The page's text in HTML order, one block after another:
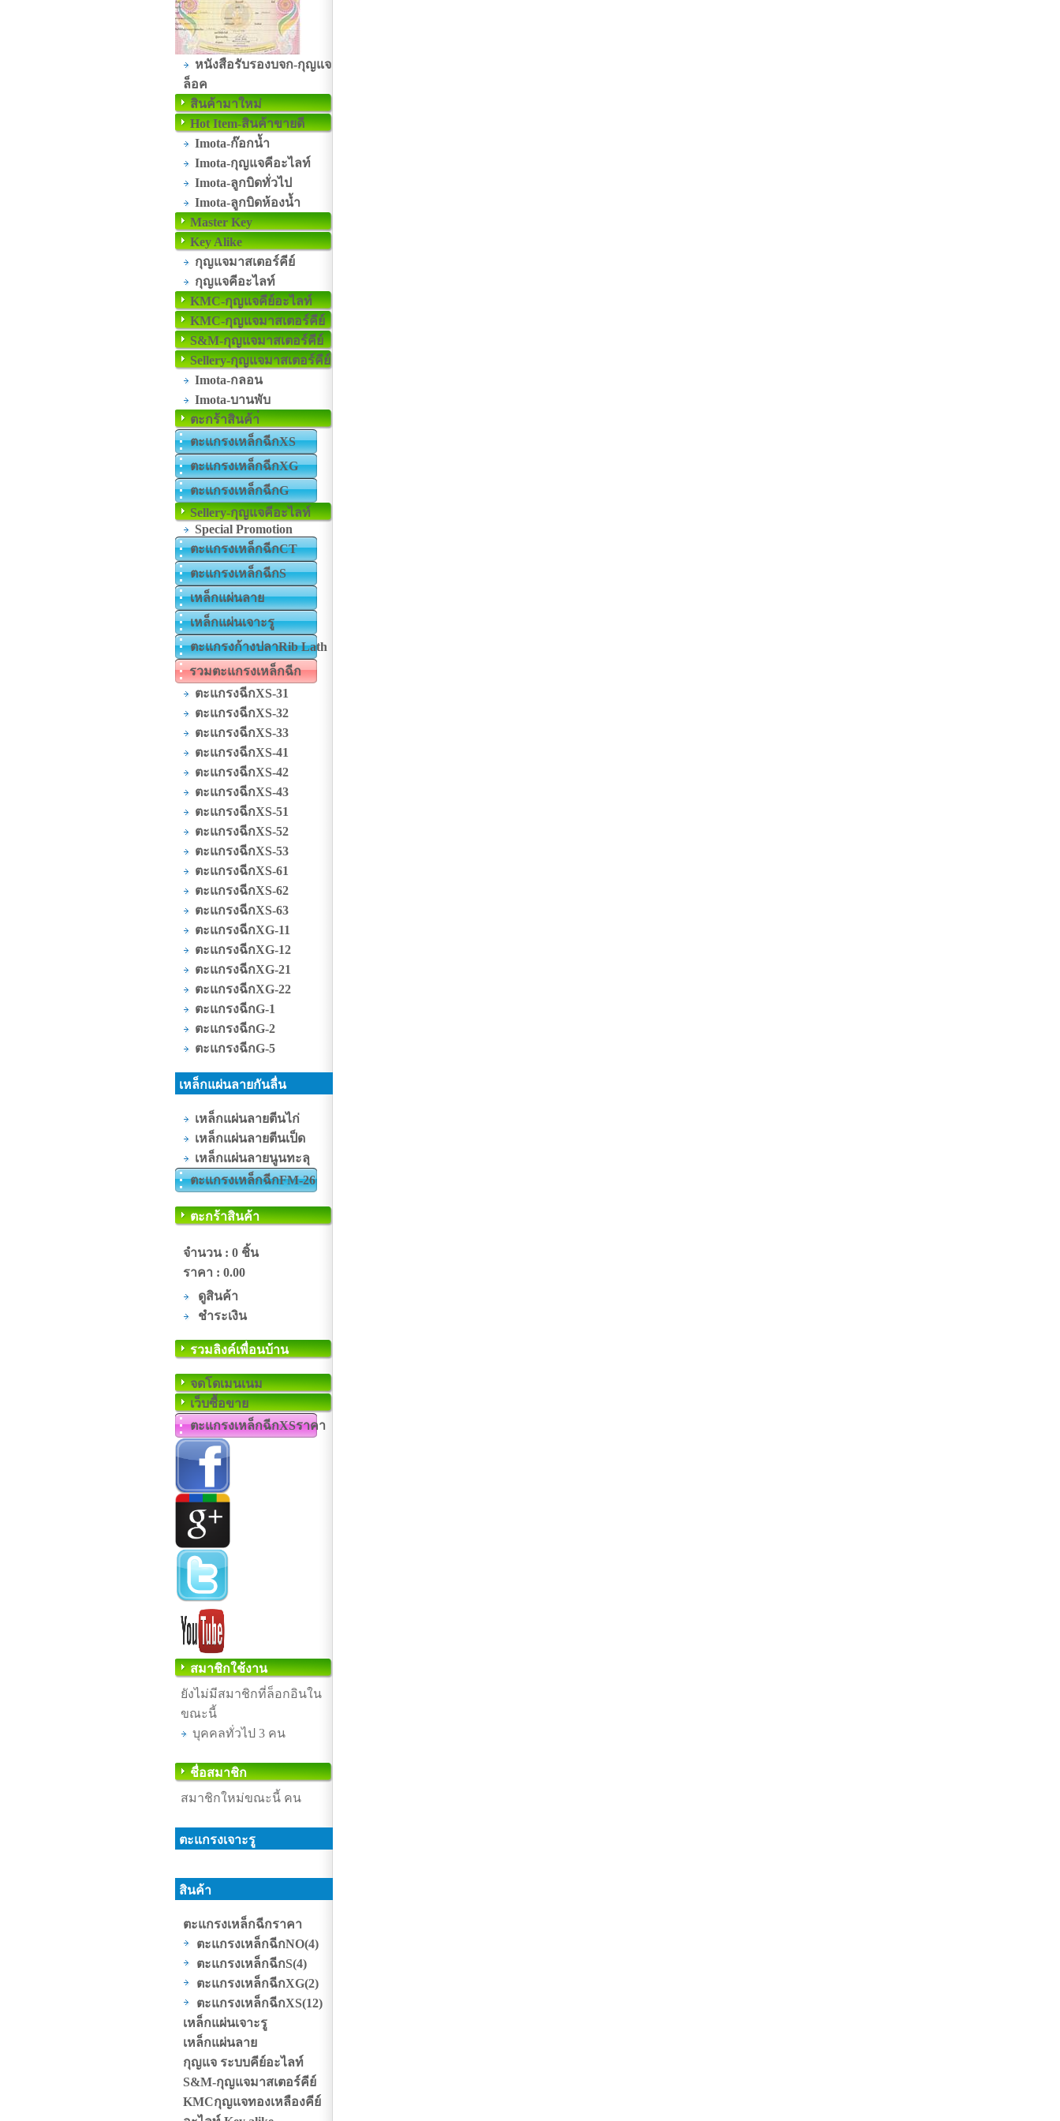
หนังสือรับรองบจก-กุญแจ
ล็อค
สินค้ามาใหม่
Hot Item-สินค้าขายดี
Imota-ก๊อกน้ำ
Imota-กุญแจคีอะไลท์
Imota-ลูกบิดทั่วไป
Imota-ลูกบิดห้องน้ำ
Master Key
Key Alike
กุญแจมาสเตอร์คีย์
กุญแจคีอะไลท์
KMC-กุญแจคีย์อะไลท์
KMC-กุญแจมาสเตอร์คีย์
S&M-กุญแจมาสเตอร์คีย์
Sellery-กุญแจมาสเตอร์คีย์
Imota-กลอน
Imota-บานพับ
ตะกร้าสินค้า่
ตะแกรงเหล็กฉีกXS
ตะแกรงเหล็กฉีกXG
ตะแกรงเหล็กฉีกG
Sellery-กุญแจคีอะไลท์
Special Promotion
ตะแกรงเหล็กฉีกCT
ตะแกรงเหล็กฉีกS
เหล็กแผ่นลาย
เหล็กแผ่นเจาะรู
ตะแกรงก้างปลาRib Lath
รวมตะแกรงเหล็กฉีก
ตะแกรงฉีกXS-31
ตะแกรงฉีกXS-32
ตะแกรงฉีกXS-33
ตะแกรงฉีกXS-41
ตะแกรงฉีกXS-42
ตะแกรงฉีกXS-43
ตะแกรงฉีกXS-51
ตะแกรงฉีกXS-52
ตะแกรงฉีกXS-53
ตะแกรงฉีกXS-61
ตะแกรงฉีกXS-62
ตะแกรงฉีกXS-63
ตะแกรงฉีกXG-11
ตะแกรงฉีกXG-12
ตะแกรงฉีกXG-21
ตะแกรงฉีกXG-22
ตะแกรงฉีกG-1
ตะแกรงฉีกG-2
ตะแกรงฉีกG-5
เหล็กแผ่นลายกันลื่น
เหล็กแผ่นลายตีนไก่
เหล็กแผ่นลายตีนเป็ด
เหล็กแผ่นลายนูนทะลุ
ตะแกรงเหล็กฉีกFM-26
ตะกร้าสินค้า
จำนวน : 0 ชิ้น
ราคา : 0.00
ดูสินค้า
ชำระเงิน
รวมลิงค์เพื่อนบ้าน
จดโดเมนเนม
เว็บซื้อขาย
ตะแกรงเหล็กฉีกXSราคา
สมาชิกใช้งาน
ยังไม่มีสมาชิกที่ล็อกอินใน
ขณะนี้
บุคคลทั่วไป 3 คน
ชื่อสมาชิก
สมาชิกใหม่ขณะนี้ คน
ตะแกรงเจาะรู
สินค้า
ตะแกรงเหล็กฉีกราคา
ตะแกรงเหล็กฉีกNO(4)
ตะแกรงเหล็กฉีกS(4)
ตะแกรงเหล็กฉีกXG(2)
ตะแกรงเหล็กฉีกXS(12)
เหล็กแผ่นเจาะรู
เหล็กแผ่นลาย
กุญแจ ระบบคีย์อะไลท์
S&M-กุญแจมาสเตอร์คีย์
KMCกุญแจทองเหลืองคีย์